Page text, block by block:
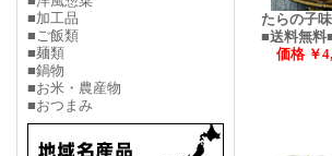
■加工品
■ご飯類
■麺類
■鍋物
■お米・農産物
■おつまみ
たらの子味
■送料無料
価格 ￥